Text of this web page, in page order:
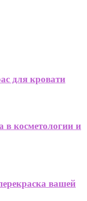
для кровати
в косметологии и
вашей